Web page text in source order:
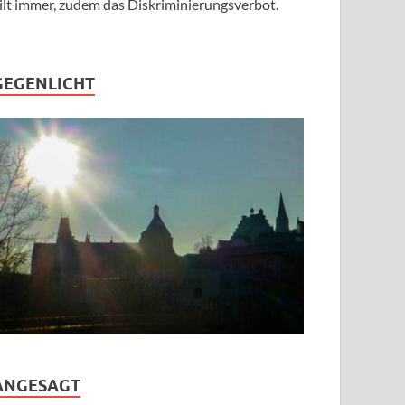
immer, zudem das Diskriminierungsverbot.